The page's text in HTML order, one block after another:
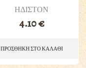
ΗΔΙΣΤΟΝ
4.10€
ΠΡΟΣΘΗΚΗ ΣΤΟ ΚΑΛΑΘΙ